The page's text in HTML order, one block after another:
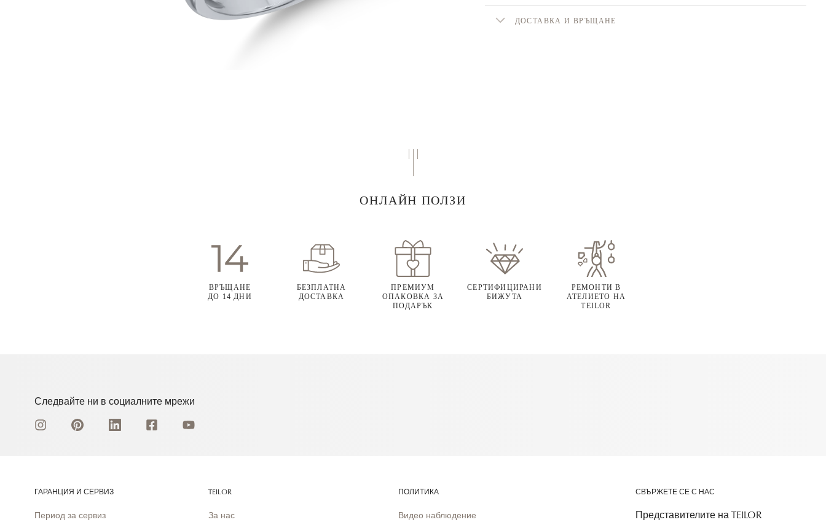
ДОСТАВКА И ВРЪЩАНЕ
ОНЛАЙН ПОЛЗИ
ВРЪЩАНЕ
ДО 14 ДНИ
БЕЗПЛАТНА
ДОСТАВКА
ПРЕМИУМ
ОПАКОВКА ЗА
ПОДАРЪК
СЕРТИФИЦИРАНИ
БИЖУТА
РЕМОНТИ В
АТЕЛИЕТО НА
TEILOR
Следвайте ни в социалните мрежи
ГАРАНЦИЯ И СЕРВИЗ
Период за сервиз
TEILOR
За нас
ПОЛИТИКА
Видео наблюдение
СВЪРЖЕТЕ СЕ С НАС
Представителите на TEILOR